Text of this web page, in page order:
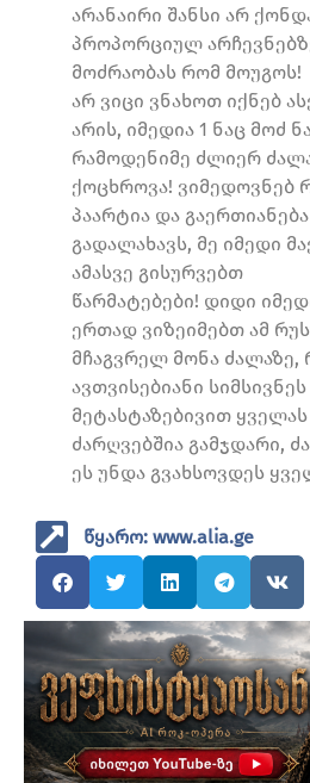
არანაირი შანსი არ
პროპორციულ
მოძრაობას რომ მოუგოს!
არ ვიცი ვნახოთ იქნებ
არის, იმედია 1 ნაც მოძ
რამოდენიმე ძლიერ
ქოცხროვა! ვიმედოვნებ
პაარტია და
გადალახავს, მე იმედი
ამასვე გისურვებთ
წარმატებები! დიდი
ერთად ვიზეიმებთ ამ
მჩაგვრელ მონა
ავთვისებიანი სიმსივნეს
მეტასტაზებივით
ძარღვებშია გამჯდარი,
ეს უნდა გვახსოვდეს
წყარო: www.alia.ge